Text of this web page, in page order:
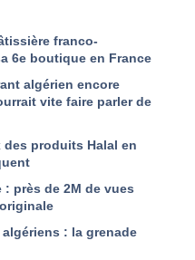
franco-
6e boutique en France
algérien encore
vite faire parler de
des produits Halal en
près de 2M de vues
: la grenade